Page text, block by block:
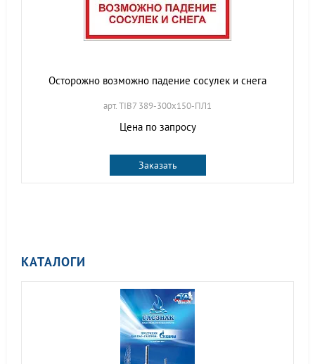
Осторожно возможно падение сосулек и снега
арт. TIB7 389-300х150-ПЛ1
Цена по запросу
Заказать
КАТАЛОГИ